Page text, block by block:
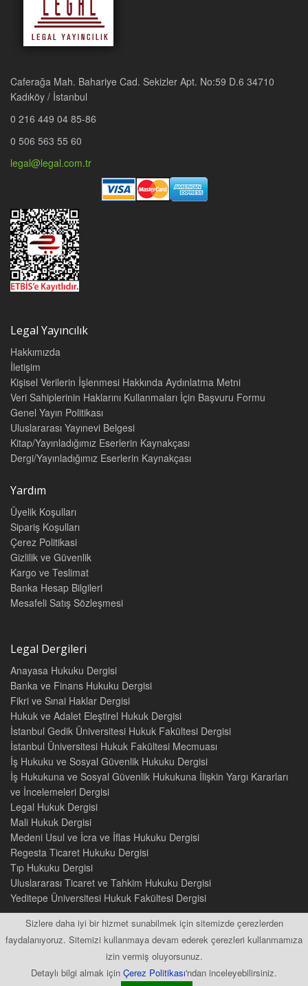
Sizlere daha iyi bir hizmet sunabilmek için sitemizde çerezlerden
faydalanıyoruz. Sitemizi kullanmaya devam ederek çerezleri kullanmamıza
izin vermiş oluyorsunuz.
Detaylı bilgi almak için Çerez Politikası'ndan inceleyebilirsiniz.
Caferağa Mah. Bahariye Cad. Sekizler Apt. No:59 D.6 34710
Kadıköy / İstanbul
0 216 449 04 85-86
0 506 563 55 60
legal@legal.com.tr
Legal Yayıncılık
Hakkımızda
İletişim
Kişisel Verilerin İşlenmesi Hakkında Aydınlatma Metni
Veri Sahiplerinin Haklarını Kullanmaları İçin Başvuru Formu
Genel Yayın Politikası
Uluslararası Yayınevi Belgesi
Kitap/Yayınladığımız Eserlerin Kaynakçası
Dergi/Yayınladığımız Eserlerin Kaynakçası
Yardım
Üyelik Koşulları
Sipariş Koşulları
Çerez Politikasi
Gizlilik ve Güvenlik
Kargo ve Teslimat
Banka Hesap Bilgileri
Mesafeli Satış Sözleşmesi
Legal Dergileri
Anayasa Hukuku Dergisi
Banka ve Finans Hukuku Dergisi
Fikri ve Sınai Haklar Dergisi
Hukuk ve Adalet Eleştirel Hukuk Dergisi
İstanbul Gedik Üniversitesi Hukuk Fakültesi Dergisi
İstanbul Üniversitesi Hukuk Fakültesi Mecmuası
İş Hukuku ve Sosyal Güvenlik Hukuku Dergisi
İş Hukukuna ve Sosyal Güvenlik Hukukuna İlişkin Yargı Kararları
ve İncelemeleri Dergisi
Legal Hukuk Dergisi
Mali Hukuk Dergisi
Medeni Usul ve İcra ve İflas Hukuku Dergisi
Regesta Ticaret Hukuku Dergisi
Tıp Hukuku Dergisi
Uluslararası Ticaret ve Tahkim Hukuku Dergisi
Yeditepe Üniversitesi Hukuk Fakültesi Dergisi
2015 © Tüm Hakları Saklıdır